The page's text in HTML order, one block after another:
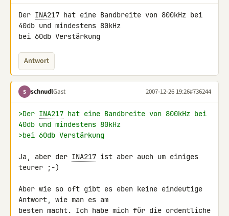
Der INA217 hat eine Bandbreite von 800kHz bei
40db und mindestens 80kHz
bei 60db Verstärkung
Antwort
S schnudlGast 2007-12-26 19:26#736244
>Der INA217 hat eine Bandbreite von 800kHz bei
40db und mindestens 80kHz
>bei 60db Verstärkung
Ja, aber der INA217 ist aber auch um einiges
teurer ;-)
Aber wie so oft gibt es eben keine eindeutige
Antwort, wie man es am
besten macht. Ich habe mich für die ordentliche